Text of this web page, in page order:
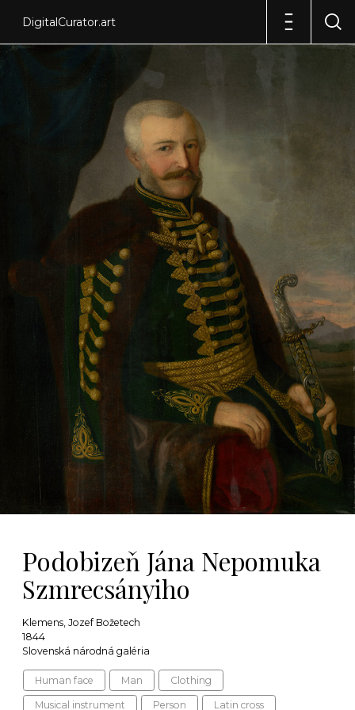
DigitalCurator.art
Podobizeň Jána Nepomuka
Szmrecsányiho
Klemens, Jozef Božetech
1844
Slovenská národná galéria
Human face Man Clothing
Musical instrument Person Latin cross